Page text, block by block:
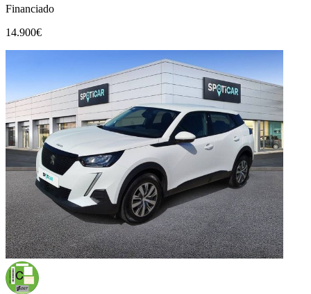
Financiado
14.900€